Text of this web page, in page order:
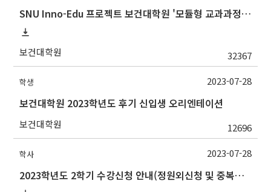
SNU Inno-Edu 프로젝트 보건대학원 '모듈형 교과과정' 안내(revised 2022/2/28)
보건대학원 32367
학생
보건대학원 2023학년도 후기 신입생 오리엔테이션
보건대학원 12696
2023-07-28
학사
2023학년도 2학기 수강신청 안내(정원외신청 및 중복수강신청 포함)
2023-07-28